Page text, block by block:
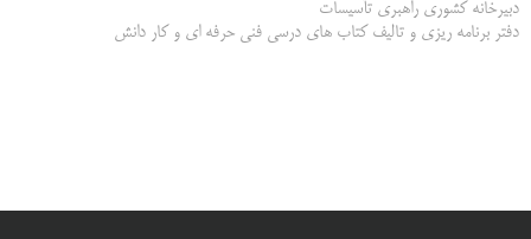
دبیرخانه کشوری راهبری تأسیسات
دفتر برنامه ریزی و تالیف کتاب های درسی فنی حرفه ای و کار دانش